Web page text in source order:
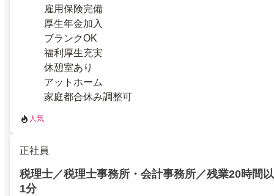
雇用保険完備
厚生年金加入
ブランクOK
福利厚生充実
休憩室あり
アットホーム
家庭都合休み調整可
人気
正社員
税理士／税理士事務所・会計事務所／残業20時間
1分